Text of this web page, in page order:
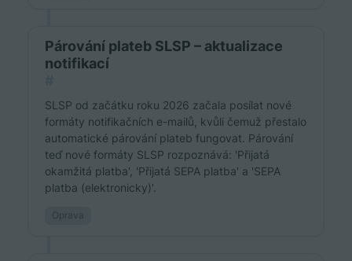
Párování plateb SLSP – aktualizace
notifikací
SLSP od začátku roku 2026 začala posílat nové
formáty notifikačních e-mailů, kvůli čemuž přestalo
automatické párování plateb fungovat. Párování
teď nové formáty SLSP rozpoznává: 'Přijatá
okamžitá platba', 'Přijatá SEPA platba' a 'SEPA
platba (elektronicky)'.
Oprava